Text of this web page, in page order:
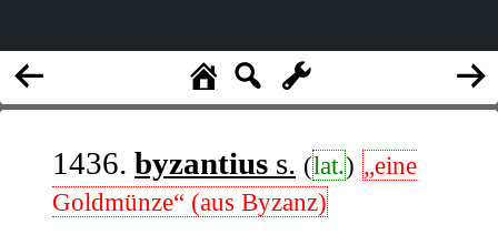
1436. byzantius s. (lat.) „eine
Goldmünze“ (aus Byzanz)